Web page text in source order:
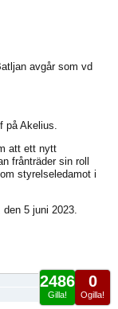
avgår som vd
på Akelius.
att ett nytt
frånträder sin roll
styrelseledamot i
5 juni 2023.
0
Ogilla!
2486
Gilla!